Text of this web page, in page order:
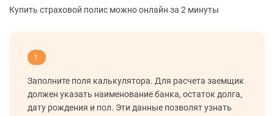
Купить страховой полис можно онлайн за 2 минуты
1
Заполните поля калькулятора. Для расчета заемщик
должен указать наименование банка, остаток долга,
дату рождения и пол. Эти данные позволят узнать